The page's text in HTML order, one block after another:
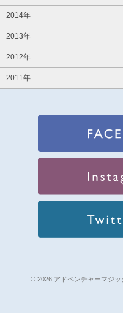
2014年
2013年
2012年
2011年
© 2026 アドベンチャーマジ